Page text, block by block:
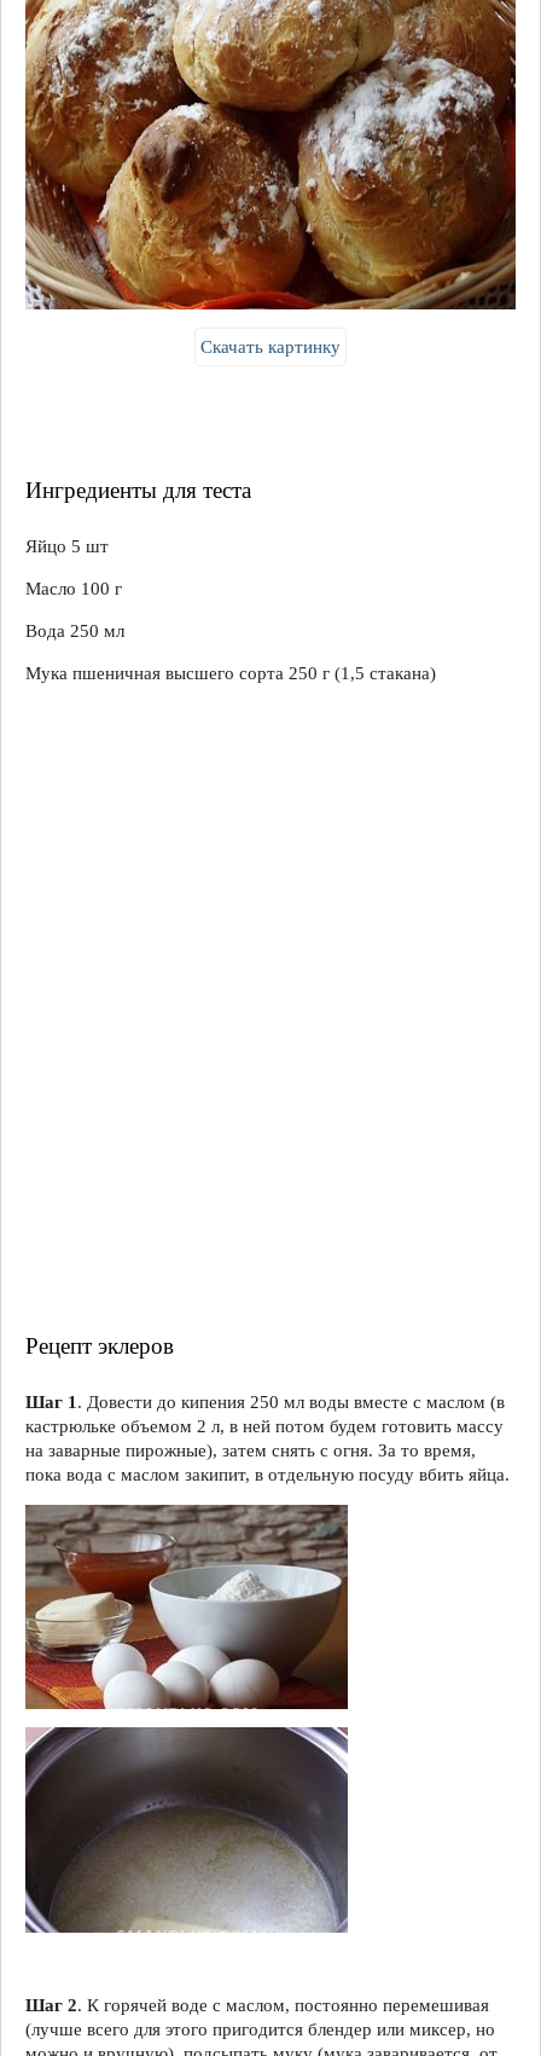
Скачать картинку
Ингредиенты для теста
Яйцо 5 шт
Масло 100 г
Вода 250 мл
Мука пшеничная высшего сорта 250 г (1,5 стакана)
Рецепт эклеров
Шаг 1 . Довести до кипения 250 мл воды вместе с маслом (в
кастрюльке объемом 2 л, в ней потом будем готовить массу
на заварные пирожные), затем снять с огня. За то время,
пока вода с маслом закипит, в отдельную посуду вбить яйца.
Шаг 2. К горячей воде с маслом, постоянно перемешивая
(лучше всего для этого пригодится блендер или миксер, но